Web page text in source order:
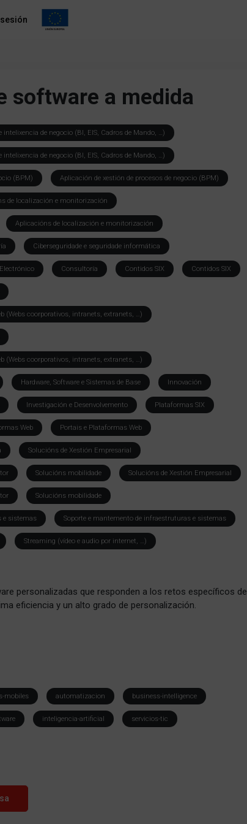
software a medida
de negocio (BI, EIS, Cadros de Mando, …)
de negocio (BI, EIS, Cadros de Mando, …)
(BPM) Aplicación de xestión de procesos de negocio (BPM)
de localización e monitorización
Aplicacións de localización e monitorización
Ciberseguridade e seguridade informática
Consultoría Contidos SIX Contidos SIX
(Webs coorporativos, intranets, extranets, …)
(Webs coorporativos, intranets, extranets, …)
Hardware, Software e Sistemas de Base Innovación
Investigación e Desenvolvemento Plataformas SIX
Web Portais e Plataformas Web
Solucións de Xestión Empresarial
Solucións mobilidade Solucións de Xestión Empresarial
Solucións mobilidade
e sistemas Soporte e mantemento de infraestruturas e sistemas
Streaming (vídeo e audio por internet, …)
personalizadas que responden a los retos específicos de
eficiencia y un alto grado de personalización.
mobiles automatizacion business-intelligence
inteligencia-artificial servicios-tic